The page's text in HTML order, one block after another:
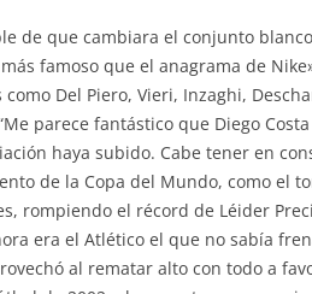
de que cambiara el conjunto
famoso que el anagrama de
Del Piero, Vieri, Inzaghi,
parece fantástico que Diego
haya subido. Cabe tener en
de la Copa del Mundo, como el
rompiendo el récord de Léider
era el Atlético el que no sabía
al rematar alto con todo a